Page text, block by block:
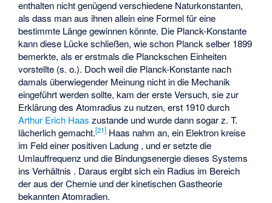
enthalten nicht genügend verschiedene Naturkonstanten,
als dass man aus ihnen allein eine Formel für eine
bestimmte Länge gewinnen könnte. Die Planck-Konstante
kann diese Lücke schließen, wie schon Planck selber 1899
bemerkte, als er erstmals die Planckschen Einheiten
vorstellte (s. o.). Doch weil die Planck-Konstante nach
damals überwiegender Meinung nicht in die Mechanik
eingeführt werden sollte, kam der erste Versuch, sie zur
Erklärung des Atomradius zu nutzen, erst 1910 durch
Arthur Erich Haas zustande und wurde dann sogar z. T.
lächerlich gemacht.[21] Haas nahm an, ein Elektron kreise
im Feld einer positiven Ladung , und er setzte die
Umlauffrequenz und die Bindungsenergiedieses Systems
ins Verhältnis . Daraus ergibt sich ein Radius im Bereich
der aus der Chemie und der kinetischen Gastheorie
bekannten Atomradien.